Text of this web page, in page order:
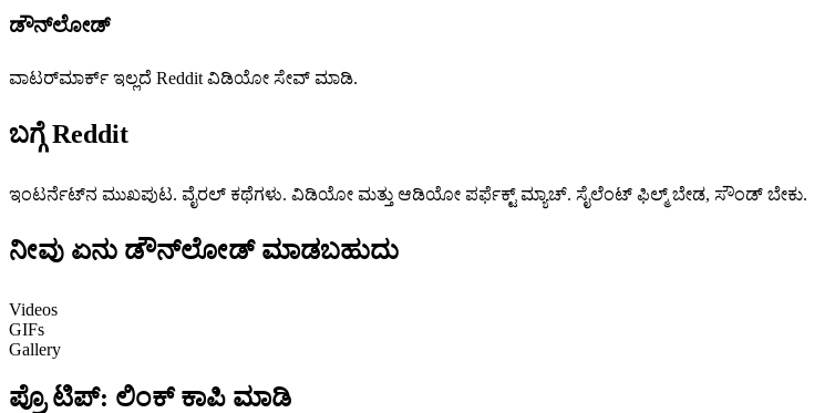
ಡೌನ್‌ಲೋಡ್
ವಾಟರ್‌ಮಾರ್ಕ್ ಇಲ್ಲದೆ Reddit ವಿಡಿಯೋ ಸೇವ್ ಮಾಡಿ.
ಬಗ್ಗೆ Reddit
ಇಂಟರ್ನೆಟ್‌ನ ಮುಖಪುಟ. ವೈರಲ್ ಕಥೆಗಳು. ವಿಡಿಯೋ ಮತ್ತು ಆಡಿಯೋ ಪರ್ಫೆಕ್ಟ್ ಮ್ಯಾಚ್. ಸೈಲೆಂಟ್ ಫಿಲ್ಮ್ ಬೇಡ, ಸೌಂಡ್ ಬೇಕು.
ನೀವು ಏನು ಡೌನ್‌ಲೋಡ್ ಮಾಡಬಹುದು
Videos
GIFs
Gallery
ಪ್ರೊ ಟಿಪ್: ಲಿಂಕ್ ಕಾಪಿ ಮಾಡಿ